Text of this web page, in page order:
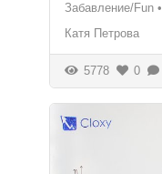
Забавление/Fun •
Катя Петрова
5778 0